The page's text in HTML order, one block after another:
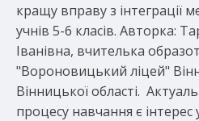
кращу вправу з інтеграції
учнів 5-6 класів. Авторка:
Іванівна, вчителька
"Вороновицький ліцей"
Вінницької області.
процесу навчання є